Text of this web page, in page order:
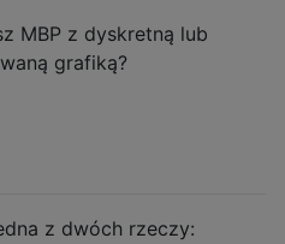
MBP z dyskretną lub
grafiką?
z dwóch rzeczy: